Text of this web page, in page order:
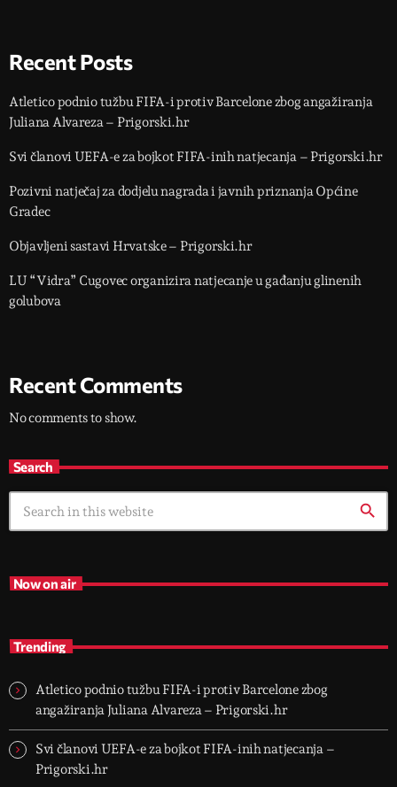
Recent Posts
Atletico podnio tužbu FIFA-i protiv Barcelone zbog angažiranja
Juliana Alvareza – Prigorski.hr
Svi članovi UEFA-e za bojkot FIFA-inih natjecanja – Prigorski.hr
Pozivni natječaj za dodjelu nagrada i javnih priznanja Općine
Gradec
Objavljeni sastavi Hrvatske – Prigorski.hr
LU “Vidra” Cugovec organizira natjecanje u gađanju glinenih
golubova
Recent Comments
No comments to show.
Search
search
Now on air
Trending
Atletico podnio tužbu FIFA-i protiv Barcelone zbog
angažiranja Juliana Alvareza – Prigorski.hr
Svi članovi UEFA-e za bojkot FIFA-inih natjecanja –
Prigorski.hr